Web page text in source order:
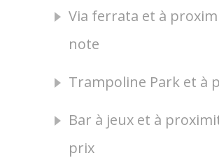
Via ferrata et à
note
Trampoline Park et à
Bar à jeux et à
prix